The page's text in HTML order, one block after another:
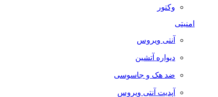
وکتور
امنیتی
آنتی ویروس
دیواره آتشین
ضد هک و جاسوسی
آپدیت آنتی ویروس